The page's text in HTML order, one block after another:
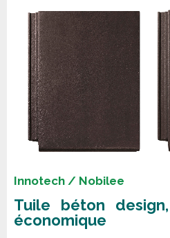
Innotech / Nobilee
Tuile béton
économique